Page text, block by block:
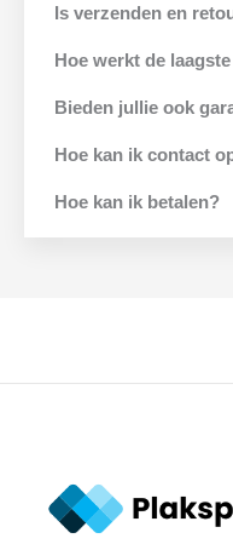
Is verzenden en
Hoe werkt de
Bieden jullie ook
Hoe kan ik contact
Hoe kan ik betalen?